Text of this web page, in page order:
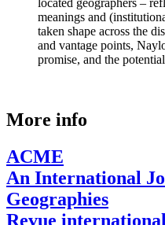
located geographers –
meanings and
taken shape across the
and vantage points,
promise, and the
More info
ACME
An International
Geographies
Revue